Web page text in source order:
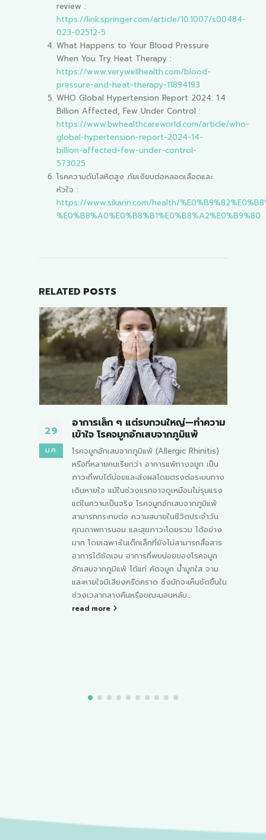
review :
https://link.springer.com/article/10.1007/s00484-
023-02512-5
What Happens to Your Blood Pressure
When You Try Heat Therapy :
https://www.verywellhealth.com/blood-
pressure-and-heat-therapy-11894193
WHO Global Hypertension Report 2024: 1.4
Billion Affected, Few Under Control :
https://www.bwhealthcareworld.com/article/who-
global-hypertension-report-2024-14-
billion-affected-few-under-control-
573025
โรคความดันโลหิตสูง ภัยเงียบต่อหลอดเลือดและ
หัวใจ :
https://www.sikarin.com/health/
%E0%B8%A0%E0%B8%B1%E0%B8%A2%E0%B9%80
RELATED POSTS
11
ก.พ.
ไข้หวัดใหญ่: ศัตรูตัวร้ายที่ซ่อนตัวใน
สายลมหนาว
ในช่วงฤดูฝนและฤดูหนาว ไข้หวัดใหญ่
(Influenza) เป็นหนึ่งในโรคที่สามารถแพร่
กระจายได้ง่ายและรวดเร็ว โดยเฉพาะในเด็ก ๆ ที่
ภูมิคุ้มกันยังไม่แข็งแรงพอ เมื่ออยู่ในช่วงเปิด
เทอม โอกาสในการติดเชื้อก็มีมากยิ่งขึ้น ไข้หวัด
ใหญ่ไม่เพียงแต่ทำให้รู้สึกไม่สบายตัวเท่านั้น แต่
ยังสามารถทำให้เกิดภาวะแทรกซ้อนที่รุนแรงได้
อีกด้วย สาเหตุหลักของไข้หวัดใหญ่ เชื้อไวรัส
อินฟลูเอนซา (Influenza Virus) แพร่กระจายได้
ดีในช่วงฤดูฝนและฤดูหนาว เป็นเชื้อไวรัสที่ติดต่อ
จากคนสู่คนได้ ทำให้ระบบทางเดินหายใจติดเชื้อ
เฉียบพลัน ผ่านละอองน้ำลาย น้ำมูก และเสมหะ
ด้วยวิธีไอและจาม...